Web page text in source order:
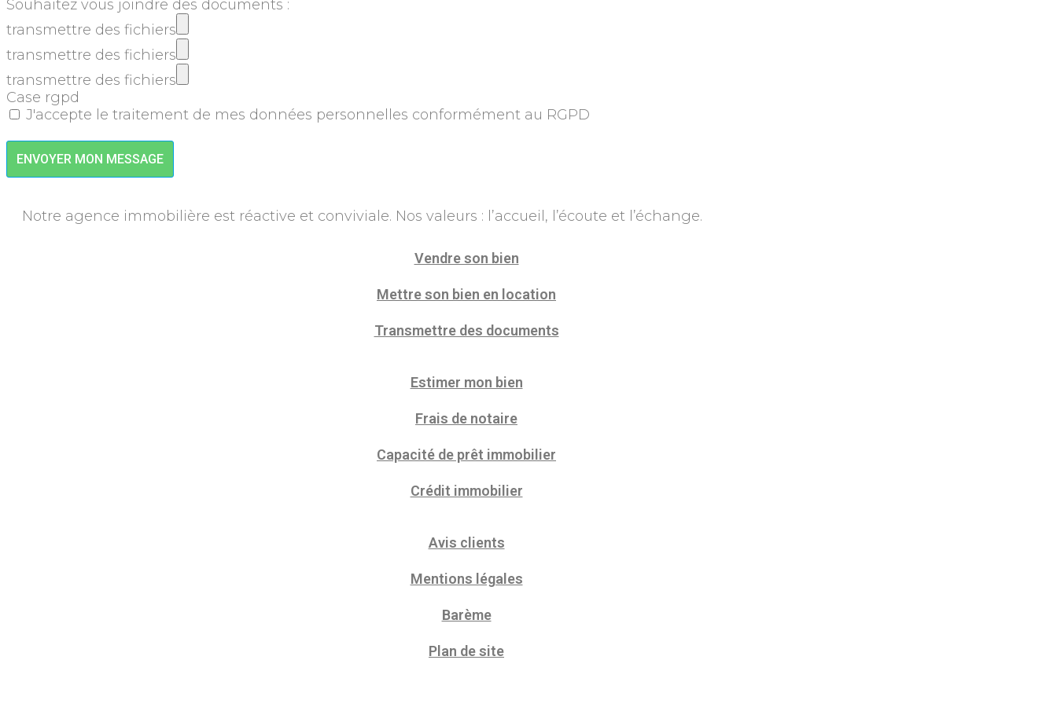
Souhaitez vous joindre des documents :
transmettre des fichiers
transmettre des fichiers
transmettre des fichiers
Case rgpd
J'accepte le traitement de mes données personnelles conformément au RGPD
ENVOYER MON MESSAGE
Notre agence immobilière est réactive et conviviale. Nos valeurs : l’accueil, l’écoute et l’échange.
Vendre son bien
Mettre son bien en location
Transmettre des documents
Estimer mon bien
Frais de notaire
Capacité de prêt immobilier
Crédit immobilier
Avis clients
Mentions légales
Barème
Plan de site